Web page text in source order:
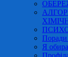
Поради
Я